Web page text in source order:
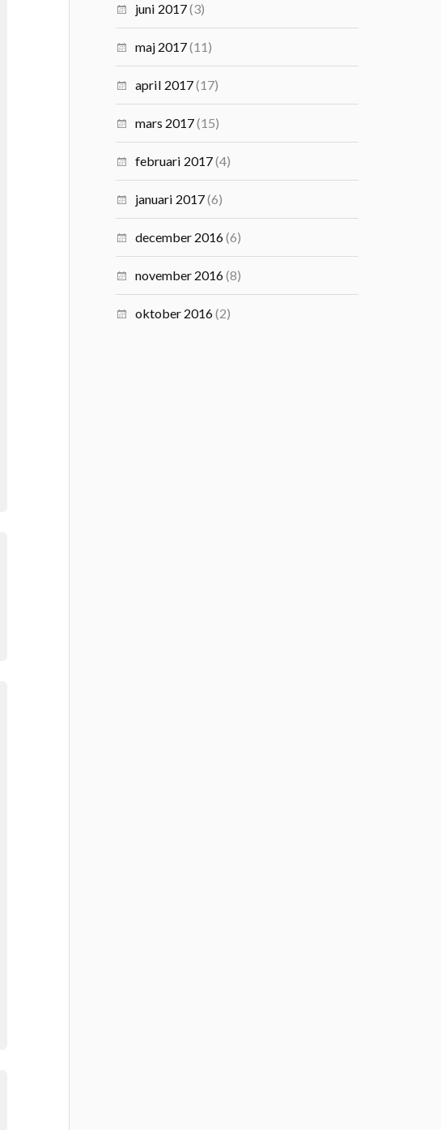
juni 2017(3)
maj 2017(11)
april 2017(17)
mars 2017(15)
februari 2017(4)
januari 2017(6)
december 2016(6)
november 2016(8)
oktober 2016(2)